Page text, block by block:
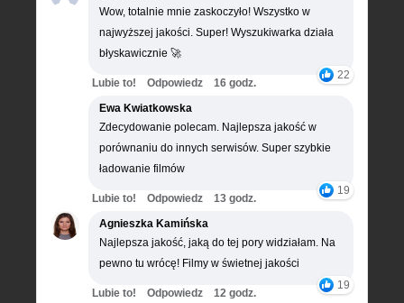
Wow, totalnie mnie zaskoczyło! Wszystko w
najwyższej jakości. Super! Wyszukiwarka działa
błyskawicznie 🚀
22
Lubie to! Odpowiedz
16 godz.
Ewa Kwiatkowska
Zdecydowanie polecam. Najlepsza jakość w
porównaniu do innych serwisów. Super szybkie
ładowanie filmów
19
Lubie to! Odpowiedz
13 godz.
Agnieszka Kamińska
Najlepsza jakość, jaką do tej pory widziałam. Na
pewno tu wrócę! Filmy w świetnej jakości
19
Lubie to! Odpowiedz
12 godz.